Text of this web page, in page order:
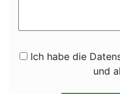
Ich habe die
und